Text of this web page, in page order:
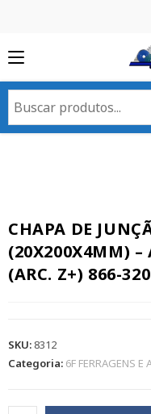
CHAPA DE
(20X200X4MM) –
(ARC. Z+) 866-320
SKU: 8312
Categoria: 6F FERRAGENS E